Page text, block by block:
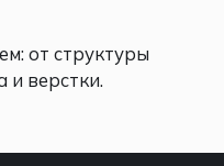
от структуры
и верстки.